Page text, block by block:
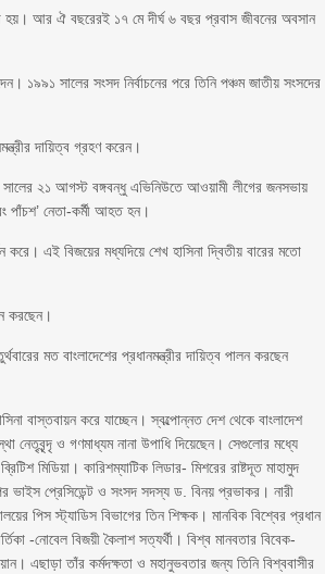
হয়। আর ঐ বছরেরই ১৭ মে দীর্ঘ ৬ বছর প্রবাস জীবনের অবসান
১৯৯১ সালের সংসদ নির্বাচনের পরে তিনি পঞ্চম জাতীয় সংসদের
দায়িত্ব গ্রহণ করেন।
সালের ২১ আগস্ট বঙ্গবন্ধু এভিনিউতে আওয়ামী লীগের জনসভায়
পাঁচশ’ নেতা-কর্মী আহত হন।
এই বিজয়ের মধ্যদিয়ে শেখ হাসিনা দ্বিতীয় বারের মতো
করছেন।
মত বাংলাদেশের প্রধানমন্ত্রীর দায়িত্ব পালন করছেন
বাস্তবায়ন করে যাচ্ছেন। স্বল্পোন্নত দেশ থেকে বাংলাদেশ
নেতৃবৃন্দৃ ও গণমাধ্যম নানা উপাধি দিয়েছেন। সেগুলোর মধ্যে
মিডিয়া। কারিশম্যাটিক লিডার- মিশরের রাষ্টদূত মাহামুদ
ভাইস প্রেসিডেন্ট ও সংসদ সদস্য ড. বিনয় প্রভাকর। নারী
পিস স্ট্যাডিস বিভাগের তিন শিক্ষক। মানবিক বিশ্বের প্রধান
-নোবেল বিজয়ী কৈলাশ সত্যর্থী। বিশ্ব মানবতার বিবেক-
এছাড়া তাঁর কর্মদক্ষতা ও মহানুভবতার জন্য তিনি বিশ্ববাসীর